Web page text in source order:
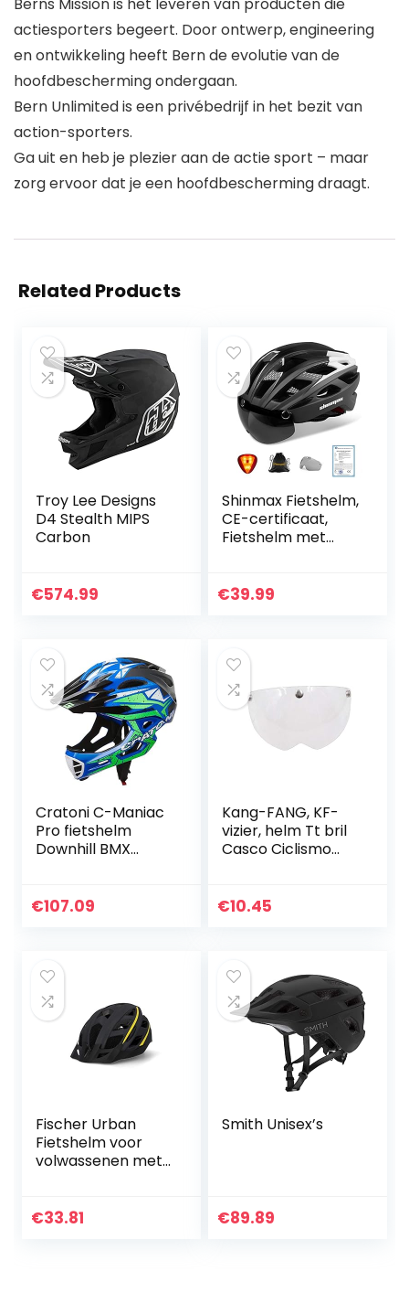
Berns Mission is het leveren van producten die
actiesporters begeert. Door ontwerp, engineering
en ontwikkeling heeft Bern de evolutie van de
hoofdbescherming ondergaan.
Bern Unlimited is een privébedrijf in het bezit van
action-sporters.
Ga uit en heb je plezier aan de actie sport – maar
zorg ervoor dat je een hoofdbescherming draagt.
Related Products
Troy Lee Designs
D4 Stealth MIPS
Carbon
€574.99
Shinmax Fietshelm,
CE-certificaat,
Fietshelm met
Vizierschild voor
€39.99
Cratoni C-Maniac
Pro fietshelm
Downhill BMX
mountainbikehelm
€107.09
Kang-FANG, KF-
vizier, helm Tt bril
Casco Ciclismo
Triathlon
€10.45
Fischer Urban
Fietshelm voor
volwassenen met
binnenring,
€33.81
Smith Unisex’s
€89.89